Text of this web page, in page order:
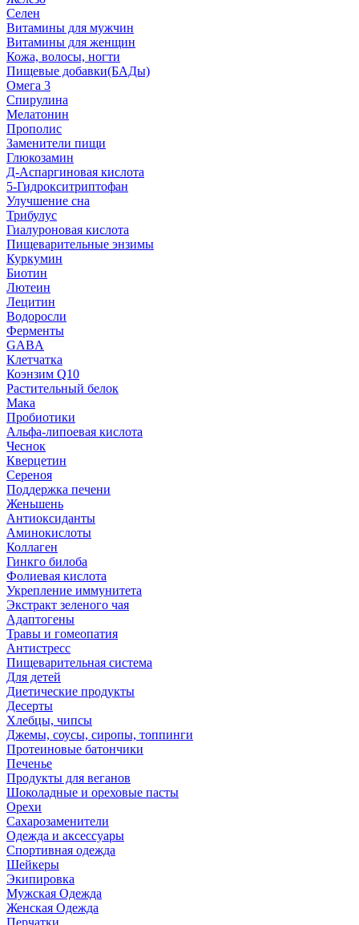
Селен
Витамины для мужчин
Витамины для женщин
Кожа, волосы, ногти
Пищевые добавки(БАДы)
Омега 3
Спирулина
Мелатонин
Прополис
Заменители пищи
Глюкозамин
Д-Аспаргиновая кислота
5-Гидрокситриптофан
Улучшение сна
Трибулус
Гиалуроновая кислота
Пищеварительные энзимы
Куркумин
Биотин
Лютеин
Лецитин
Водоросли
Ферменты
GABA
Клетчатка
Коэнзим Q10
Растительный белок
Мака
Пробиотики
Альфа-липоевая кислота
Чеснок
Кверцетин
Сереноя
Поддержка печени
Женьшень
Антиоксиданты
Аминокислоты
Коллаген
Гинкго билоба
Фолиевая кислота
Укрепление иммунитета
Экстракт зеленого чая
Адаптогены
Травы и гомеопатия
Антистресс
Пищеварительная система
Для детей
Диетические продукты
Десерты
Хлебцы, чипсы
Джемы, соусы, сиропы, топпинги
Протеиновые батончики
Печенье
Продукты для веганов
Шоколадные и ореховые пасты
Орехи
Сахарозаменители
Одежда и аксессуары
Спортивная одежда
Шейкеры
Экипировка
Мужская Одежда
Женская Одежда
Перчатки